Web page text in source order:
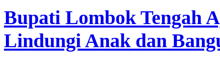
Bupati Lombok Tengah
Lindungi Anak dan